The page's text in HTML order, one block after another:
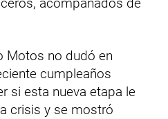
acompañados de
Motos no dudó en
cumpleaños
si esta nueva etapa le
crisis y se mostró